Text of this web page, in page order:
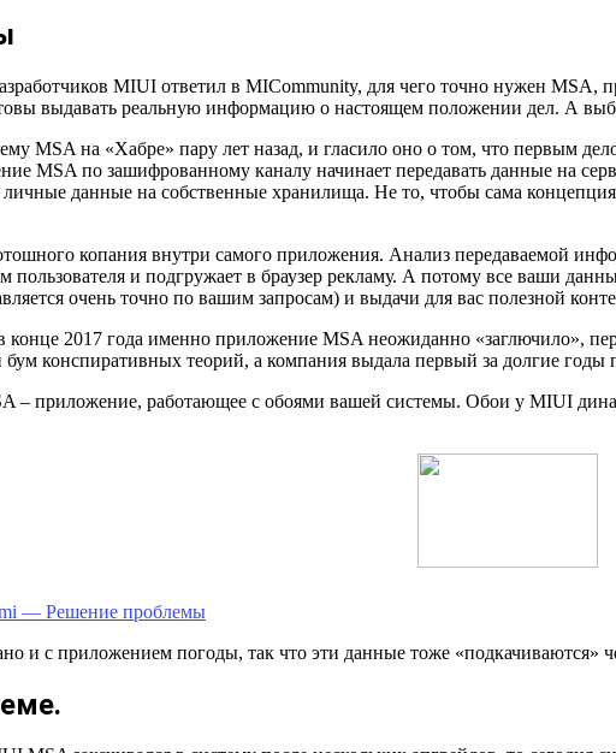
MIUI ответил в MICommunity, для чего точно нужен
выдавать реальную информацию о настоящем положении дел. А
MSA на «Хабре» пару лет назад, и гласило оно о том, что первым
MSA по зашифрованному каналу начинает передавать данные на
личные данные на собственные хранилища. Не то, чтобы сама
копания внутри самого приложения. Анализ передаваемой
пользователя и подгружает в браузер рекламу. А потому все ваши
очень точно по вашим запросам) и выдачи для вас полезной
2017 года именно приложение MSA неожиданно «заглючило»,
конспиративных теорий, а компания выдала первый за долгие годы
– приложение, работающее с обоями вашей системы. Обои у MIUI
— Решение проблемы
и с приложением погоды, так что эти данные тоже «подкачиваются»